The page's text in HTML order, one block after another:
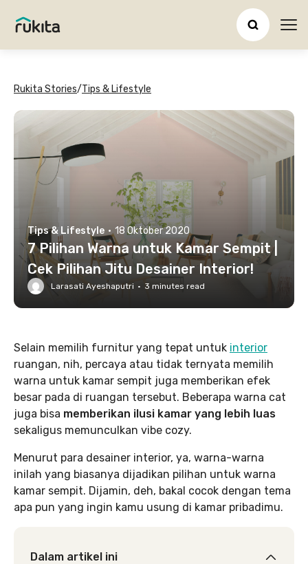
Rukita Stories/Tips & Lifestyle
Tips & Lifestyle · 18 Oktober 2020
7 Pilihan Warna untuk Kamar Sempit |
Cek Pilihan Jitu Desainer Interior!
Larasati Ayeshaputri · 3 minutes read
Selain memilih furnitur yang tepat untuk interior
ruangan, nih, percaya atau tidak ternyata memilih
warna untuk kamar sempit juga memberikan efek
besar pada di ruangan tersebut. Beberapa warna cat
juga bisa memberikan ilusi kamar yang lebih luas
sekaligus memunculkan vibe cozy.
Menurut para desainer interior, ya, warna-warna
inilah yang biasanya dijadikan pilihan untuk warna
kamar sempit. Dijamin, deh, bakal cocok dengan tema
apa pun yang ingin kamu usung di kamar pribadimu.
Dalam artikel ini